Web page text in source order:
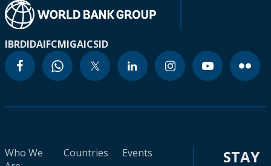
IBRDIDAIFCMIGAICSID
Who We
Countries
Events
STAY